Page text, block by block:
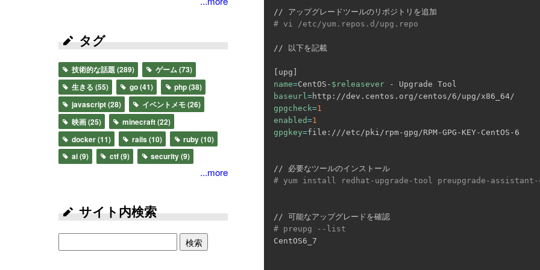
# vi /etc/yum.repos.d/upg.repo
// 以下を記載
[ upg ]
name=CentOS- $releasever
baseurl=
gpgcheck=1
enabled=1
gpgkey=file:///etc/pki/rpm-gpg/RPM-GPG-KEY-CentOS-6
# yum install redhat-upgrade-tool preupgrade-assistant-
# preupg --list
CentOS6_7
タグ
技術的な話題(289) ゲーム(73)
生きる (55) go(41) php(38)
javascript(28) イベントメモ(26)
映画(25) minecraft(22)
docker(11) rails (10) ruby(10)
ai(9) ctf(9) security(9)
...more
サイト内検索
検索